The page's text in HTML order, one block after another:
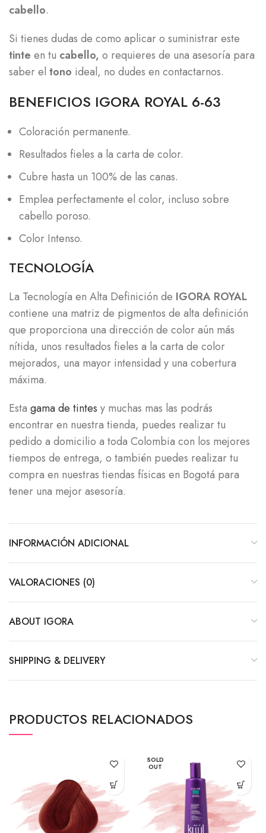
cabello.
Si tienes dudas de como aplicar o suministrar este
tinte en tu cabello, o requieres de una asesoría para
saber el tono ideal, no dudes en contactarnos.
BENEFICIOS IGORA ROYAL 6-63
Coloración permanente.
Resultados fieles a la carta de color.
Cubre hasta un 100% de las canas.
Emplea perfectamente el color, incluso sobre
cabello poroso.
Color Intenso.
TECNOLOGÍA
La Tecnología en Alta Definición de IGORA ROYAL
contiene una matriz de pigmentos de alta definición
que proporciona una dirección de color aún más
nítida, unos resultados fieles a la carta de color
mejorados, una mayor intensidad y una cobertura
máxima.
Esta gama de tintes y muchas mas las podrás
encontrar en nuestra tienda, puedes realizar tu
pedido a domicilio a toda Colombia con los mejores
tiempos de entrega, o también puedes realizar tu
compra en nuestras tiendas físicas en Bogotá para
tener una mejor asesoría.
INFORMACIÓN ADICIONAL
VALORACIONES (0)
ABOUT IGORA
SHIPPING & DELIVERY
PRODUCTOS RELACIONADOS
SOLD
OUT